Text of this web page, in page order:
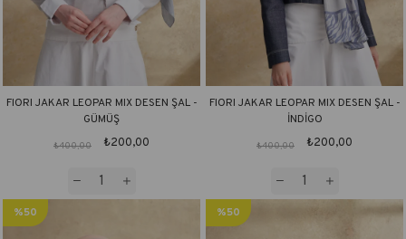
FIORI JAKAR LEOPAR MIX DESEN ŞAL -
GÜMÜŞ
₺200,00
₺400,00
FIORI JAKAR LEOPAR MIX DESEN ŞAL -
İNDİGO
₺200,00
₺400,00
%50
%50